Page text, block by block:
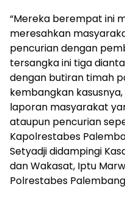
“Mereka berempat ini
meresahkan
pencurian dengan
tersangka ini tiga
dengan butiran timah
kembangkan
laporan masyarakat
ataupun pencurian
Kapolrestabes
Setyadji didampingi
dan Wakasat, Iptu
Polrestabes